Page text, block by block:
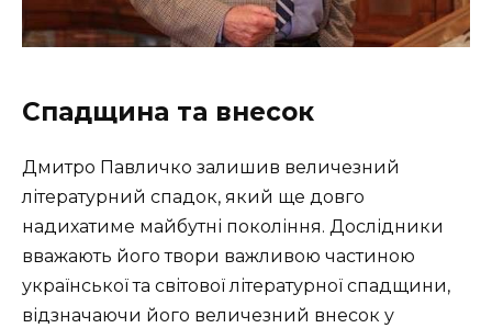
Спадщина та внесок
Дмитро Павличко залишив величезний
літературний спадок, який ще довго
надихатиме майбутні покоління. Дослідники
вважають його твори важливою частиною
української та світової літературної спадщини,
відзначаючи його величезний внесок у